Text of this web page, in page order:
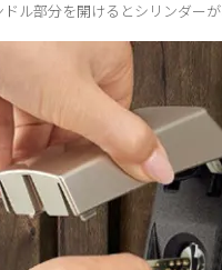
ル部分を開けるとシリンダー